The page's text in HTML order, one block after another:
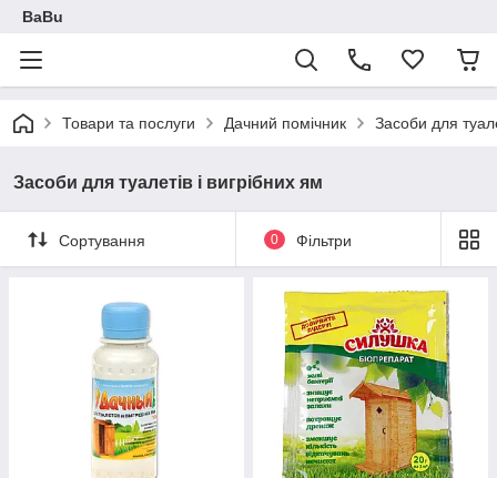
BaBu
Товари та послуги Дачний помічник Засоби для
Засоби для туалетів і вигрібних ям
Сортування 0 Фільтри